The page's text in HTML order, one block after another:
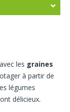
les graines
à partir de
légumes
délicieux.